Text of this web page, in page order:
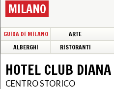
MILANO
GUIDA DI MILANO ARTE
ALBERGHI
RISTORANTI
HOTEL CLUB
CENTRO STORICO